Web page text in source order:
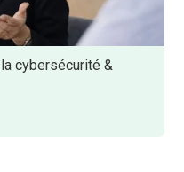
cybersécurité &